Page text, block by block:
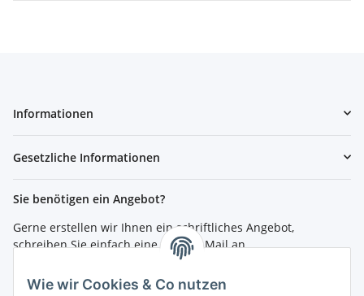
Informationen
Gesetzliche Informationen
Sie benötigen ein Angebot?
Gerne erstellen wir Ihnen ein schriftliches Angebot,
schreiben Sie einfach eine kurze E-Mail an
Bestellen per Fax oder Tel:
Wie wir Cookies & Co nutzen